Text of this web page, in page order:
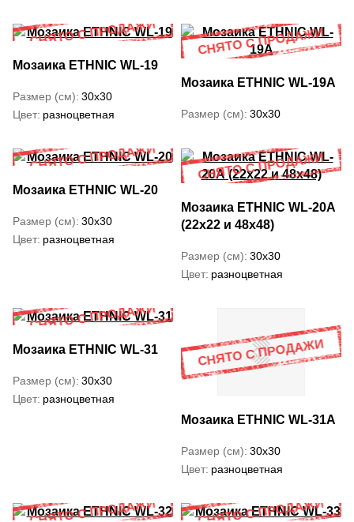
Мозаика ETHNIC WL-19
Размер (см) 30x30
Цвет разноцветная
Мозаика ETHNIC WL-19А
Размер (см) 30x30
Мозаика ETHNIC WL-20
Размер (см) 30x30
Цвет разноцветная
Мозаика ETHNIC WL-20А
(22x22 и 48х48)
Размер (см) 30x30
Цвет разноцветная
Мозаика ETHNIC WL-31
Размер (см) 30x30
Цвет разноцветная
Мозаика ETHNIC WL-31А
Размер (см) 30x30
Цвет разноцветная